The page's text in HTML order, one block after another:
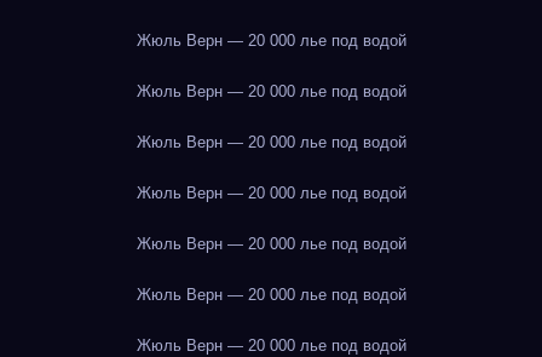
Жюль Верн — 20 000 лье под водой
Жюль Верн — 20 000 лье под водой
Жюль Верн — 20 000 лье под водой
Жюль Верн — 20 000 лье под водой
Жюль Верн — 20 000 лье под водой
Жюль Верн — 20 000 лье под водой
Жюль Верн — 20 000 лье под водой